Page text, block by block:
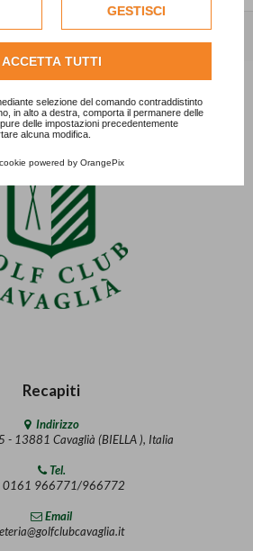
acquisizione del consenso
GESTISCI
ACCETTA TUTTI
selezione del comando contraddistinto
in alto a destra, comporta il permanere delle
delle impostazioni precedentemente
alcuna modifica.
powered by OrangePix
Recapiti
Indirizzo
- 13881 Cavaglià (BIELLA ), Italia
Tel.
0161 966771/966772
Email